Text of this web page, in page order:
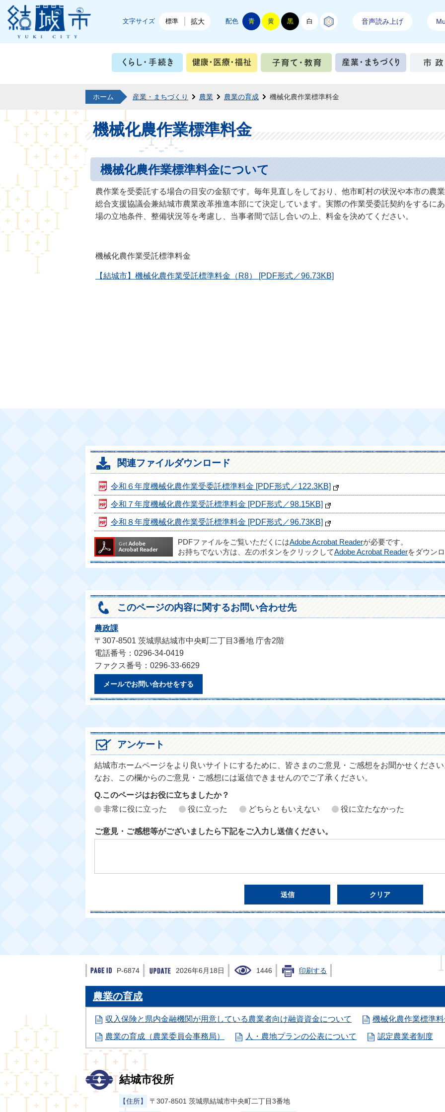
結城市公式ホームページ
文字サイズ 標準 拡大 配色 青 黄 黒 白 音声読み上げ
くらし・手続き 健康・医療・福祉 子育て・教育 産業・
ホーム 産業・まちづくり 農業 農業の育成 機械化農作業標準料金
機械化農作業標準料金
機械化農作業標準料金について
農作業を受委託する場合の目安の金額です。毎年見直しをしており、他市町村の状況や本市の農
総合支援協議会兼結城市農業改革推進本部にて決定しています。実際の作業受委託契約をするに
場の立地条件、整備状況等を考慮し、当事者間で話し合いの上、料金を決めてください。
機械化農作業受託標準料金
【結城市】機械化農作業受託標準料金（R8） [PDF形式／96.73KB]
関連ファイルダウンロード
令和６年度機械化農作業受委託標準料金 [PDF形式／122.3KB]
令和７年度機械化農作業受託標準料金 [PDF形式／98.15KB]
令和８年度機械化農作業受託標準料金 [PDF形式／96.73KB]
PDFファイルをご覧いただくにはAdobe Acrobat Readerが必要です。
お持ちでない方は、左のボタンをクリックしてAdobe Acrobat Readerをダウン
このページの内容に関するお問い合わせ先
農政課
〒307-8501 茨城県結城市中央町二丁目3番地 庁舎2階
電話番号：0296-34-0419
ファクス番号：0296-33-6629
メールでお問い合わせをする
アンケート
結城市ホームページをより良いサイトにするために、皆さまのご意見・ご感想をお聞かせくださ
なお、この欄からのご意見・ご感想には返信できませんのでご了承ください。
Q.このページはお役に立ちましたか？
非常に役に立った
役に立った どちらともいえない 役に立たなかった
ご意見・ご感想等がございましたら下記をご入力し送信ください。
P-6874 2026年6月18日 1446 印刷する
農業の育成
収入保険と県内金融機関が用意している農業者向け融資資金について 機械化農作業標準
農業の育成（農業委員会事務局） 人・農地プランの公表について 認定農業者制度
結城市役所
【住所】 〒307-8501 茨城県結城市中央町二丁目3番地